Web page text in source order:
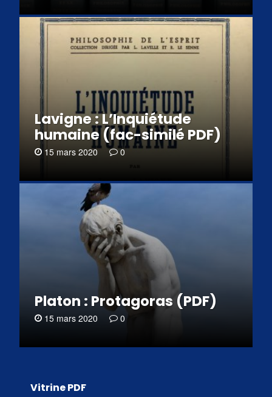
Lavigne : L’Inquiétude
humaine (fac-similé PDF)
15 mars 2020 0
Platon : Protagoras (PDF)
15 mars 2020 0
Vitrine PDF